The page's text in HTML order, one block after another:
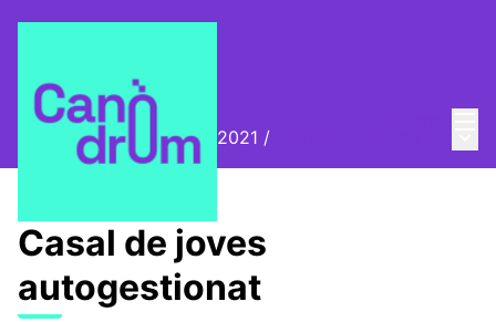
Biennal Ciutat i Ciència 2021 /
Casal de joves
autogestionat